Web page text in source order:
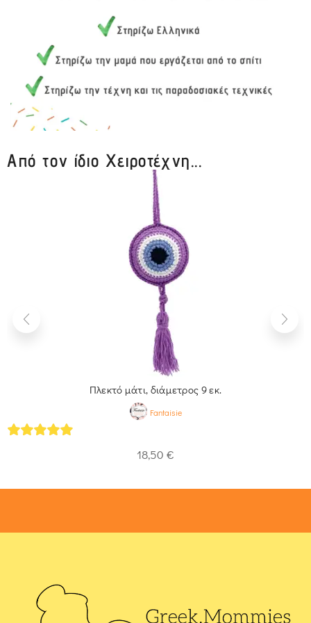
Από τον ίδιο Χειροτέχνη...
Πλεκτό μάτι, διάμετρος 9 εκ.
Fantaisie
18,50 €